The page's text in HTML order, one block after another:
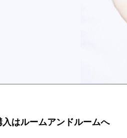
はルームアンドルームへ